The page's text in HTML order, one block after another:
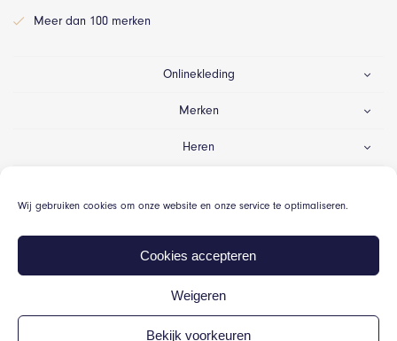
Wij gebruiken cookies om onze website en onze service te optimaliseren.
Cookies accepteren
Weigeren
Bekijk voorkeuren
Meer dan 100 merken
Onlinekleding
Merken
Heren
Algemene voorwaarden
Cookiebeleid